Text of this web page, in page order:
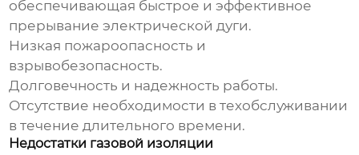
обеспечивающая быстрое и эффективное
прерывание электрической дуги.
Низкая пожароопасность и
взрывобезопасность.
Долговечность и надежность работы.
Отсутствие необходимости в техобслуживании
в течение длительного времени.
Недостатки газовой изоляции